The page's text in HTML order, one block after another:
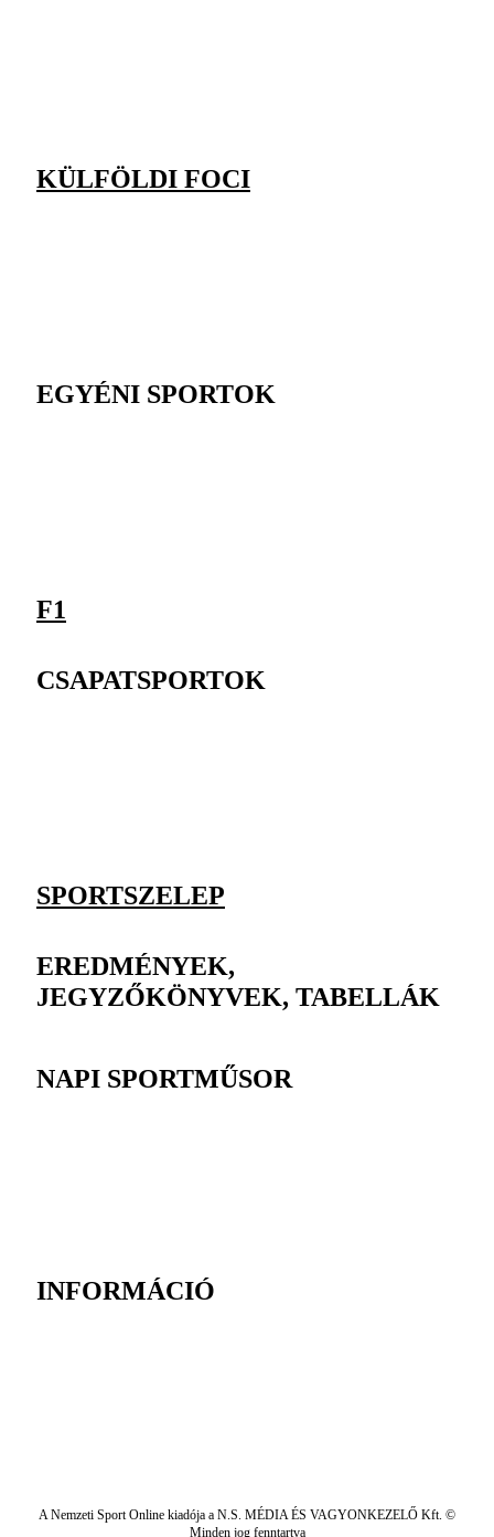
KÜLFÖLDI FOCI
EGYÉNI SPORTOK
F1
CSAPATSPORTOK
SPORTSZELEP
EREDMÉNYEK,
JEGYZŐKÖNYVEK, TABELLÁK
NAPI SPORTMŰSOR
INFORMÁCIÓ
A Nemzeti Sport Online kiadója a N.S. MÉDIA ÉS VAGYONKEZELŐ Kft. ©
Minden jog fenntartva